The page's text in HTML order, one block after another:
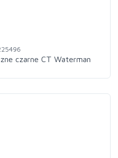
czarne CT Waterman